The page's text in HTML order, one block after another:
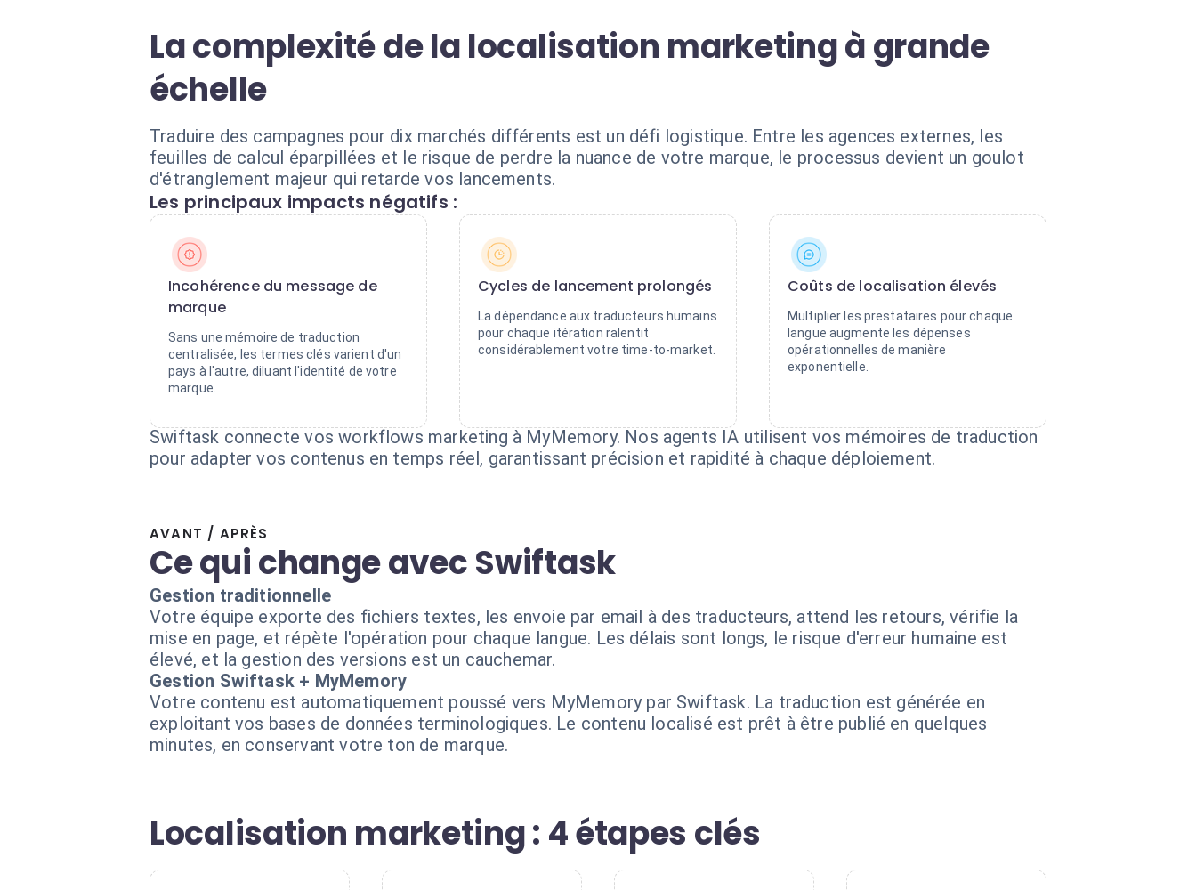
La complexité de la localisation marketing à grande
échelle
Traduire des campagnes pour dix marchés différents est un défi logistique. Entre les agences externes, les
feuilles de calcul éparpillées et le risque de perdre la nuance de votre marque, le processus devient un goulot
d'étranglement majeur qui retarde vos lancements.
Les principaux impacts négatifs :
Incohérence du message de
marque
Sans une mémoire de traduction
centralisée, les termes clés varient d'un
pays à l'autre, diluant l'identité de votre
marque.
Cycles de lancement prolongés
La dépendance aux traducteurs humains
pour chaque itération ralentit
considérablement votre time-to-market.
Coûts de localisation élevés
Multiplier les prestataires pour chaque
langue augmente les dépenses
opérationnelles de manière
exponentielle.
Swiftask connecte vos workflows marketing à MyMemory. Nos agents IA utilisent vos mémoires de traduction
pour adapter vos contenus en temps réel, garantissant précision et rapidité à chaque déploiement.
AVANT / APRÈS
Ce qui change avec Swiftask
Gestion traditionnelle
Votre équipe exporte des fichiers textes, les envoie par email à des traducteurs, attend les retours, vérifie la
mise en page, et répète l'opération pour chaque langue. Les délais sont longs, le risque d'erreur humaine est
élevé, et la gestion des versions est un cauchemar.
Gestion Swiftask + MyMemory
Votre contenu est automatiquement poussé vers MyMemory par Swiftask. La traduction est générée en
exploitant vos bases de données terminologiques. Le contenu localisé est prêt à être publié en quelques
minutes, en conservant votre ton de marque.
Localisation marketing : 4 étapes clés